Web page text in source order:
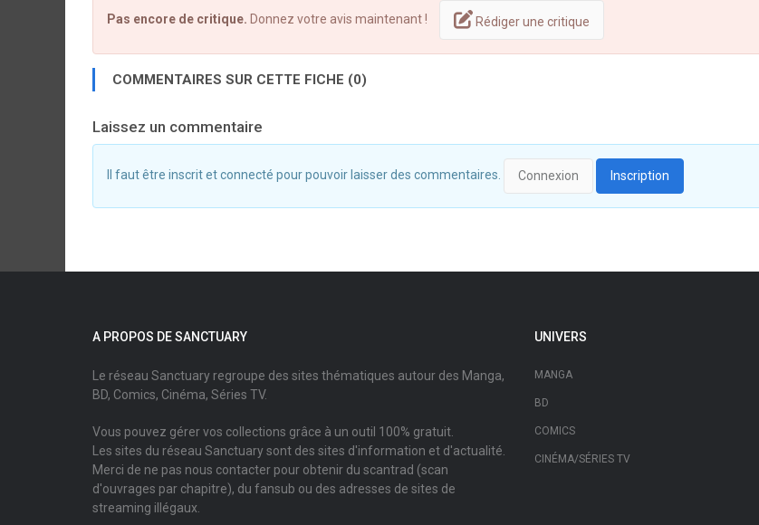
Pas encore de critique. Donnez votre avis maintenant ! Rédiger une critique
COMMENTAIRES SUR CETTE FICHE (0)
Laissez un commentaire
Il faut être inscrit et connecté pour pouvoir laisser des commentaires. Connexion Inscription
A PROPOS DE SANCTUARY
Le réseau Sanctuary regroupe des sites thématiques autour des Manga,
BD, Comics, Cinéma, Séries TV.
Vous pouvez gérer vos collections grâce à un outil 100% gratuit.
Les sites du réseau Sanctuary sont des sites d'information et d'actualité.
Merci de ne pas nous contacter pour obtenir du scantrad (scan
d'ouvrages par chapitre), du fansub ou des adresses de sites de
streaming illégaux.
UNIVERS
MANGA
BD
COMICS
CINÉMA/SÉRIES TV